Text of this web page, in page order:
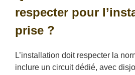
respecter pour
prise ?
L’installation doit respecter la
inclure un circuit dédié, avec